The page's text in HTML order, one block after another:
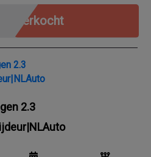
Verkocht
2.3